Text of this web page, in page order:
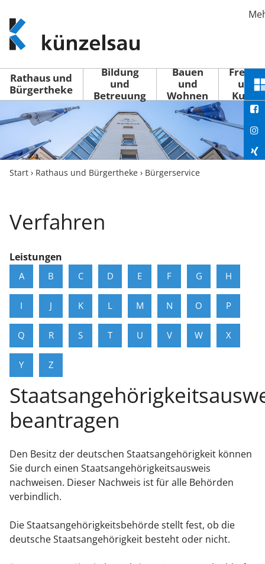
www.kuenzelsau.de
(zur
Startseite)
Rathaus und
Bürgertheke
Bildung
und
Betreuung
Bauen
und
Wohnen
Freizeit
und
Kultur
Start › Rathaus und Bürgertheke › Bürgerservice
Verfahren
Leistungen
A B C D E F G H
I J K L M N O P
Q R S T U V W X
Y Z
beantragen
Den Besitz der deutschen Staatsangehörigkeit können
Sie durch einen Staatsangehörigkeitsausweis
nachweisen. Dieser Nachweis ist für alle Behörden
verbindlich.
Die Staatsangehörigkeitsbehörde stellt fest, ob die
deutsche Staatsangehörigkeit besteht oder nicht.